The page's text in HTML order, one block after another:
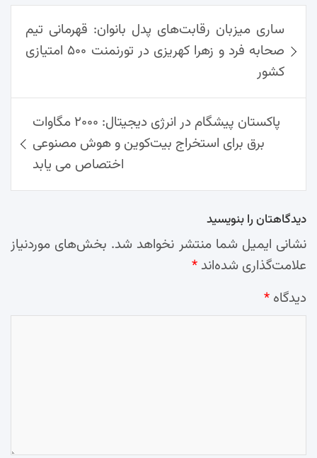
ok
Ap
p
Lin
k
Mai
l
am
راهبری
نوشته‌ها
ساری میزبان رقابت‌های پدل بانوان: قهرمانی تیم
صحابه فرد و زهرا کهریزی در تورنمنت ۵۰۰ امتیازی
کشور
پاکستان پیشگام در انرژی دیجیتال: ۲۰۰۰ مگاوات
برق برای استخراج بیت‌کوین و هوش مصنوعی
اختصاص می یابد
دیدگاهتان را بنویسید
نشانی ایمیل شما منتشر نخواهد شد. بخش‌های موردنیاز
علامت‌گذاری شده‌اند *
دیدگاه *